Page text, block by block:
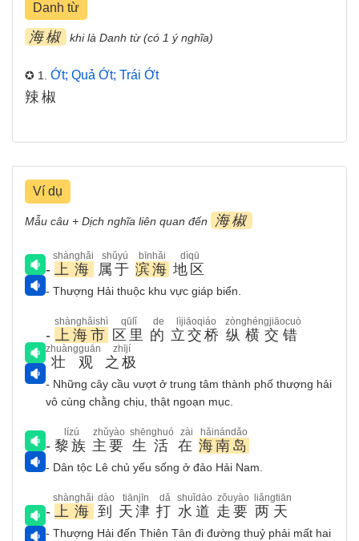
Danh từ
海椒 khi là Danh từ (có 1 ý nghĩa)
✪ 1. Ớt; Quả Ớt; Trái Ớt
辣椒
Ví dụ
Mẫu câu + Dịch nghĩa liên quan đến 海椒
- 上海
shànghǎi
属于
shǔyú
滨海
bīnhǎi
地区
dìqū
- Thượng Hải thuộc khu vực giáp biển.
- 上海市
shànghǎishì
区里
qūlǐ
的
de
立交桥
lìjiāoqiáo
纵横交错
zònghéngjiāocuò
壮观
zhuàngguān
之极
zhījí
- Những cây cầu vượt ở trung tâm thành phố thượng hải
vô cùng chằng chịu, thật ngoạn mục.
- 黎族
lízú
主要
zhǔyào
生活
shēnghuó
在
zài
海南岛
hǎinándǎo
- Dân tộc Lê chủ yếu sống ở đảo Hải Nam.
- 上海
shànghǎi
到
dào
天津
tiānjīn
打
dǎ
水道
shuǐdào
走要
zǒuyào
两天
liǎngtiān
- Thượng Hải đến Thiên Tân đi đường thuỷ phải mất hai